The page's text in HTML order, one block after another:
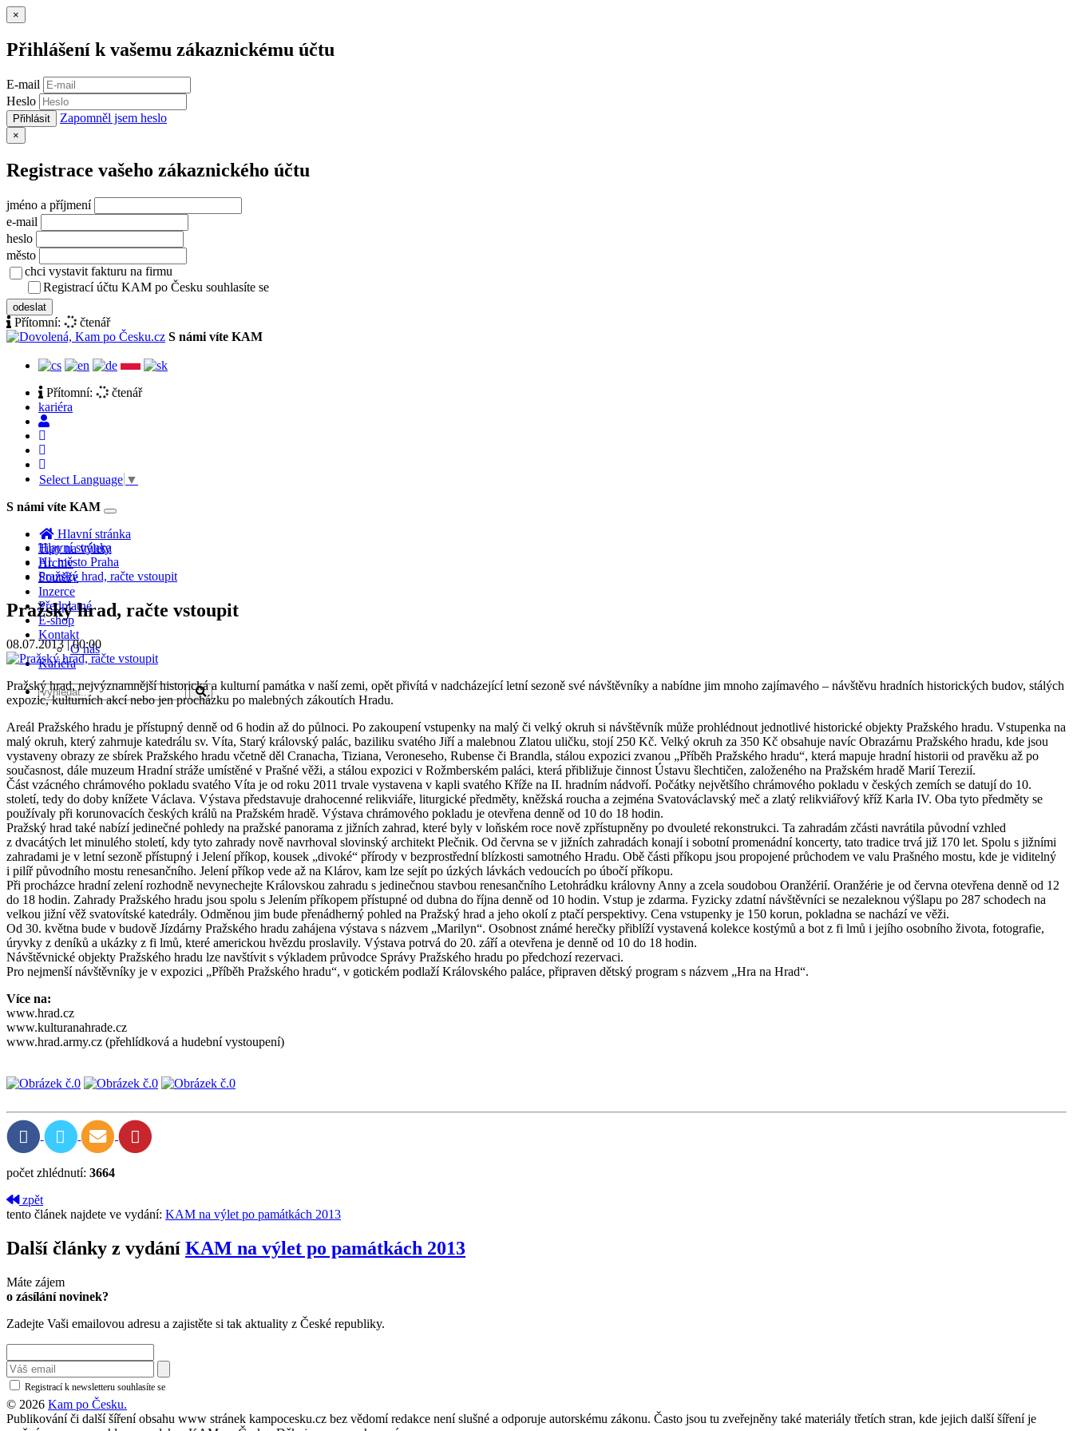
×
Přihlášení k vašemu zákaznickému účtu
E-mail
Heslo
Přihlásit Zapomněl jsem heslo
×
Registrace vašeho zákaznického účtu
jméno a příjmení
e-mail
heslo
město
chci vystavit fakturu na firmu
Registrací účtu KAM po Česku souhlasíte se
odeslat
Přítomní:
čtenář
S námi víte KAM
Přítomní:
čtenář
kariéra
Select Language ▼
S námi víte KAM
Toggle
navigation
Hlavní stránka
Tipy na výlety
Archiv
Soutěže
Inzerce
Předplatné
E-shop
Kontakt
O nás
Kariéra
Hlavní stránka
Hl. město Praha
Pražský hrad, račte vstoupit
Pražský hrad, račte vstoupit
08.07.2013 | 00:00
Pražský hrad, nejvýznamnější historická a kulturní památka v naší zemi, opět přivítá v nadcházející letní sezoně své návštěvníky a nabídne jim mnoho zajímavého – návštěvu hradních historických budov, stálých
expozic, kulturních akcí nebo jen procházku po malebných zákoutích Hradu.
Areál Pražského hradu je přístupný denně od 6 hodin až do půlnoci. Po zakoupení vstupenky na malý či velký okruh si návštěvník může prohlédnout jednotlivé historické objekty Pražského hradu. Vstupenka na
malý okruh, který zahrnuje katedrálu sv. Víta, Starý královský palác, baziliku svatého Jiří a malebnou Zlatou uličku, stojí 250 Kč. Velký okruh za 350 Kč obsahuje navíc Obrazárnu Pražského hradu, kde jsou
vystaveny obrazy ze sbírek Pražského hradu včetně děl Cranacha, Tiziana, Veroneseho, Rubense či Brandla, stálou expozici zvanou „Příběh Pražského hradu“, která mapuje hradní historii od pravěku až po
současnost, dále muzeum Hradní stráže umístěné v Prašné věži, a stálou expozici v Rožmberském paláci, která přibližuje činnost Ústavu šlechtičen, založeného na Pražském hradě Marií Terezií.
Část vzácného chrámového pokladu svatého Víta je od roku 2011 trvale vystavena v kapli svatého Kříže na II. hradním nádvoří. Počátky největšího chrámového pokladu v českých zemích se datují do 10.
století, tedy do doby knížete Václava. Výstava představuje drahocenné relikviáře, liturgické předměty, kněžská roucha a zejména Svatováclavský meč a zlatý relikviářový kříž Karla IV. Oba tyto předměty se
používaly při korunovacích českých králů na Pražském hradě. Výstava chrámového pokladu je otevřena denně od 10 do 18 hodin.
Pražský hrad také nabízí jedinečné pohledy na pražské panorama z jižních zahrad, které byly v loňském roce nově zpřístupněny po dvouleté rekonstrukci. Ta zahradám zčásti navrátila původní vzhled
z dvacátých let minulého století, kdy tyto zahrady nově navrhoval slovinský architekt Plečnik. Od června se v jižních zahradách konají i sobotní promenádní koncerty, tato tradice trvá již 170 let. Spolu s jižními
zahradami je v letní sezoně přístupný i Jelení příkop, kousek „divoké“ přírody v bezprostřední blízkosti samotného Hradu. Obě části příkopu jsou propojené průchodem ve valu Prašného mostu, kde je viditelný
i pilíř původního mostu renesančního. Jelení příkop vede až na Klárov, kam lze sejít po úzkých lávkách vedoucích po úbočí příkopu.
Při procházce hradní zelení rozhodně nevynechejte Královskou zahradu s jedinečnou stavbou renesančního Letohrádku královny Anny a zcela soudobou Oranžérií. Oranžérie je od června otevřena denně od 12
do 18 hodin. Zahrady Pražského hradu jsou spolu s Jelením příkopem přístupné od dubna do října denně od 10 hodin. Vstup je zdarma. Fyzicky zdatní návštěvníci se nezaleknou výšlapu po 287 schodech na
velkou jižní věž svatovítské katedrály. Odměnou jim bude přenádherný pohled na Pražský hrad a jeho okolí z ptačí perspektivy. Cena vstupenky je 150 korun, pokladna se nachází ve věži.
Od 30. května bude v budově Jízdárny Pražského hradu zahájena výstava s názvem „Marilyn“. Osobnost známé herečky přiblíží vystavená kolekce kostýmů a bot z fi lmů i jejího osobního života, fotografie,
úryvky z deníků a ukázky z fi lmů, které americkou hvězdu proslavily. Výstava potrvá do 20. září a otevřena je denně od 10 do 18 hodin.
Návštěvnické objekty Pražského hradu lze navštívit s výkladem průvodce Správy Pražského hradu po předchozí rezervaci.
Pro nejmenší návštěvníky je v expozici „Příběh Pražského hradu“, v gotickém podlaží Královského paláce, připraven dětský program s názvem „Hra na Hrad“.
Více na:
www.hrad.cz
www.kulturanahrade.cz
www.hrad.army.cz (přehlídková a hudební vystoupení)
počet zhlédnutí: 3664
zpět
tento článek najdete ve vydání: KAM na výlet po památkách 2013
Další články z vydání KAM na výlet po památkách 2013
Máte zájem
o zásílání novinek?
Zadejte Vaši emailovou adresu a zajistěte si tak aktuality z České republiky.
Registrací k newsletteru souhlasíte se
© 2026 Kam po Česku.
Publikování či další šíření obsahu www stránek kampocesku.cz bez vědomí redakce není slušné a odporuje autorskému zákonu. Často jsou tu zveřejněny také materiály třetích stran, kde jejich další šíření je